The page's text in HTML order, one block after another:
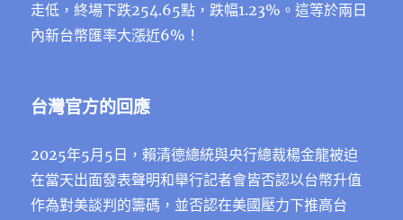
走低，終場下跌254.65點，跌幅1.23%。這等於兩日
內新台幣匯率大漲近6%！
台灣官方的回應
2025年5月5日，賴清德總統與央行總裁楊金龍被迫
在當天出面發表聲明和舉⾏記者會皆否認以台幣升值
作為對美談判的籌碼，並否認在美國壓力下推高台